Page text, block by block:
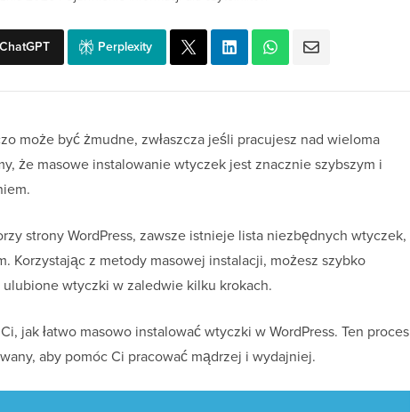
ChatGPT Perplexity
może być żmudne, zwłaszcza jeśli pracujesz nad wieloma
że masowe instalowanie wtyczek jest znacznie szybszym i
strony WordPress, zawsze istnieje lista niezbędnych wtyczek,
Korzystając z metody masowej instalacji, możesz szybko
wtyczki w zaledwie kilku krokach.
jak łatwo masowo instalować wtyczki w WordPress. Ten proces
aby pomóc Ci pracować mądrzej i wydajniej.